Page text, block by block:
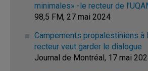
minimales» -le recteur de
98,5 FM, 27 mai 2024
Campements propalestiniens à
recteur veut garder le dialogue
Journal de Montréal, 17 mai